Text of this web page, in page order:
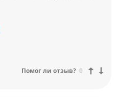
Помог ли отзыв? 0